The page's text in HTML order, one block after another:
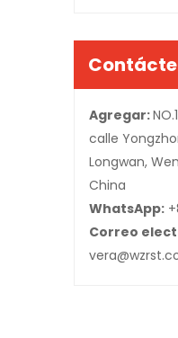
Agregar:
calle
Longwan,
China
WhatsApp:
Correo